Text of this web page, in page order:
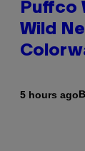
Puffco
Wild
5 hours ago